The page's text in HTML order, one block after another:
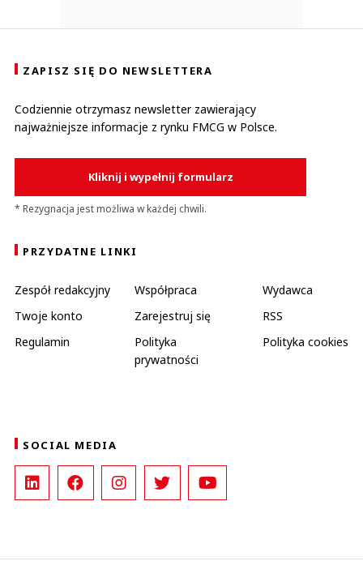
ZAPISZ SIĘ DO NEWSLETTERA
Codziennie otrzymasz newsletter zawierający
najważniejsze informacje z rynku FMCG w Polsce.
Kliknij i wypełnij formularz
* Rezygnacja jest możliwa w każdej chwili.
PRZYDATNE LINKI
Zespół redakcyjny Współpraca
Wydawca
Twoje konto
Zarejestruj się
RSS
Regulamin
Polityka
prywatności
Polityka cookies
SOCIAL MEDIA